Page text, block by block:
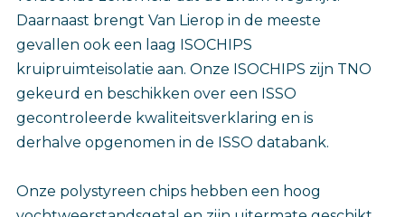
Daarnaast brengt Van Lierop in de meeste
gevallen ook een laag ISOCHIPS
kruipruimteisolatie aan. Onze ISOCHIPS zijn TNO
gekeurd en beschikken over een ISSO
gecontroleerde kwaliteitsverklaring en is
derhalve opgenomen in de ISSO databank.
Onze polystyreen chips hebben een hoog